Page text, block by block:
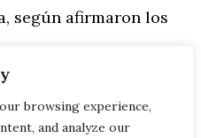
browsing experience,
and analyze our
según afirmaron los